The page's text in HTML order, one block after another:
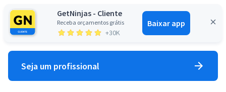
GetNinjas - Cliente
Receba orçamentos grátis
+30K
Baixar app
Entrar
Seja um profissional